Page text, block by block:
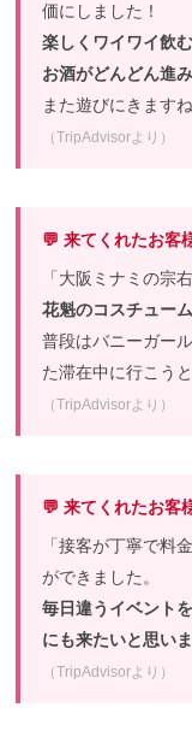
価にしました！
楽しくワイワイ飲
お酒がどんどん進
また遊びにきますね
（TripAdvisorより）
💬 来てくれたお客
「大阪ミナミの宗
花魁のコスチュー
普段はバニーガー
た滞在中に行こう
（TripAdvisorより）
💬 来てくれたお客
「接客が丁寧で料
ができました。
毎日違うイベント
にも来たいと思いま
（TripAdvisorより）